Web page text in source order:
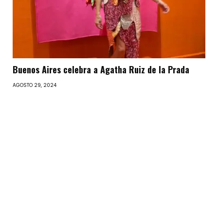
Buenos Aires celebra a Agatha Ruiz de la Prada
AGOSTO 29, 2024